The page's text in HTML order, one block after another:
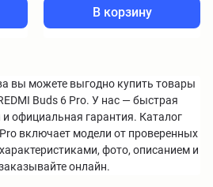
В корзину
вы можете выгодно купить товары
Buds 6 Pro. У нас — быстрая
и официальная гарантия. Каталог
включает модели от проверенных
фото, описанием и
онлайн.